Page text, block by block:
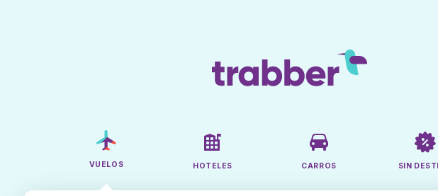
VUELOS HOTELES CARROS SIN